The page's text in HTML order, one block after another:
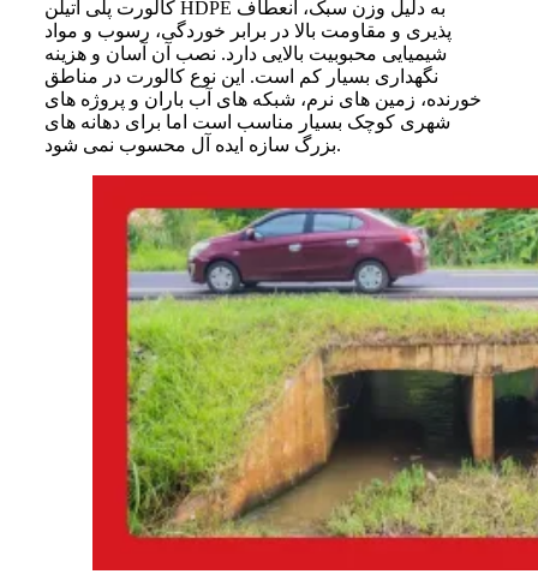
کالورت پلی اتیلن HDPE به دلیل وزن سبک، انعطاف
پذیری و مقاومت بالا در برابر خوردگی، رسوب و مواد
شیمیایی محبوبیت بالایی دارد. نصب آن آسان و هزینه
نگهداری بسیار کم است. این نوع کالورت در مناطق
خورنده، زمین های نرم، شبکه های آب باران و پروژه های
شهری کوچک بسیار مناسب است اما برای دهانه های
بزرگ سازه ایده آل محسوب نمی شود.